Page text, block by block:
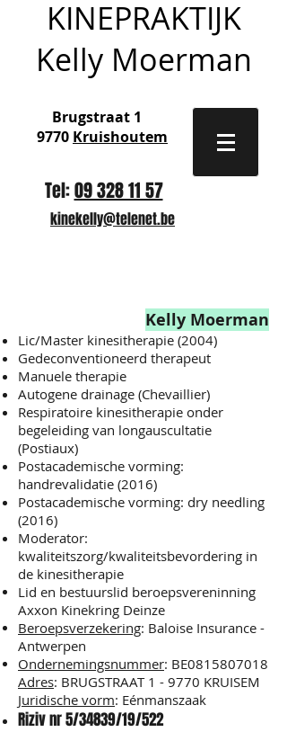
KINEPRAKTIJK
Kelly Moerman
Brugstraat 1
9770 Kruishoutem
Tel:09 328 11 57
kinekelly@telenet.be
Kelly Moerman
Lic/Master kinesitherapie (2004)
Gedeconventioneerd therapeut
Manuele therapie
Autogene drainage (Chevaillier)
Respiratoire kinesitherapie onder
begeleiding van longauscultatie
(Postiaux)
Postacademische vorming:
handrevalidatie (2016)
Postacademische vorming: dry needling
(2016)
Moderator:
kwaliteitszorg/kwaliteitsbevordering in
de kinesitherapie
Lid en bestuurslid beroepsvereninning
Axxon Kinekring Deinze
Beroepsverzekering: Baloise Insurance -
Antwerpen
Ondernemingsnummer: BE0815807018
Adres: BRUGSTRAAT 1 - 9770 KRUISEM
Juridische vorm: Eénmanszaak
Riziv nr 5/34839/19/522